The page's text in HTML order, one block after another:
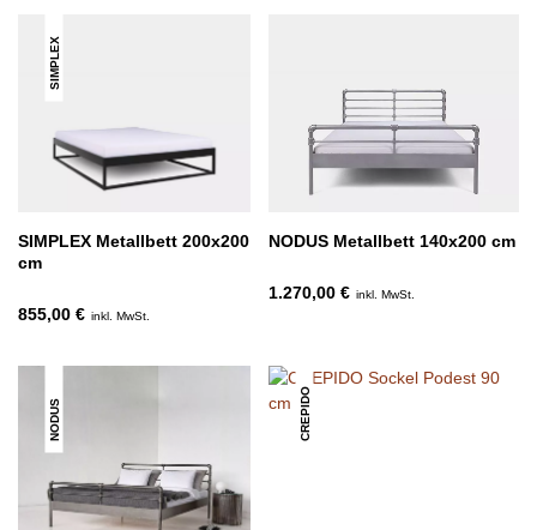
SIMPLEX
SIMPLEX Metallbett 200x200
cm
855,00 € inkl. MwSt.
NODUS Metallbett 140x200 cm
1.270,00 € inkl. MwSt.
NODUS CREPIDO